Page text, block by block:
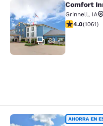
Comfort Inn &
33
Comfort
Grinnell, IA
calificación
4.0(1061)
Quality Inn &
AHORRA EN